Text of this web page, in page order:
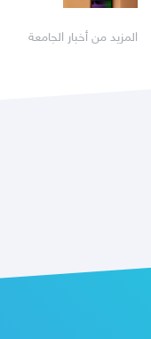
المزيد من أخبار الجامعة